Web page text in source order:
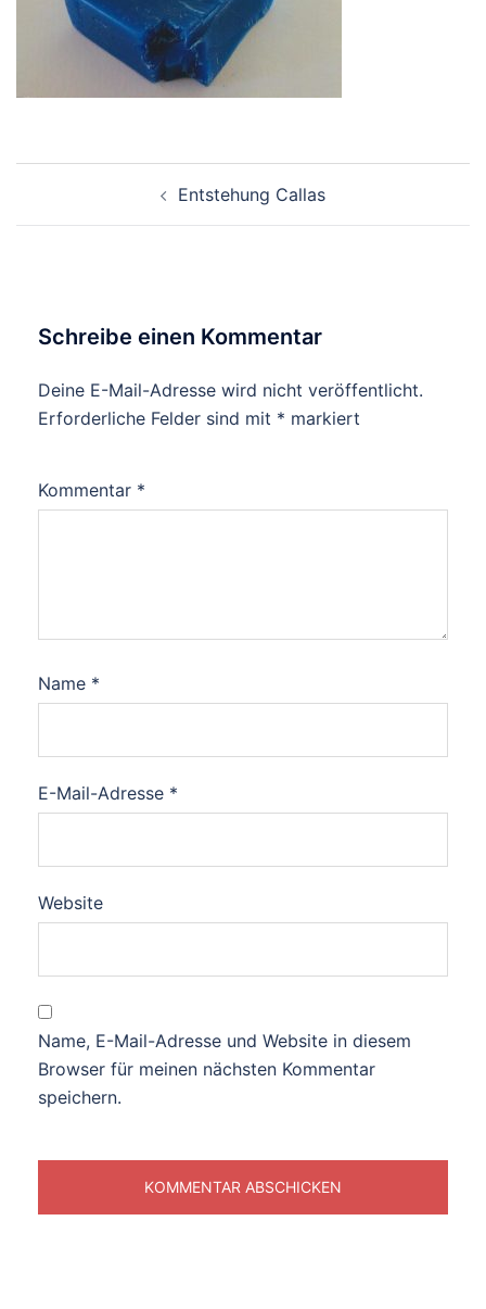
Entstehung Callas
Schreibe einen Kommentar
Deine E-Mail-Adresse wird nicht veröffentlicht.
Erforderliche Felder sind mit * markiert
Kommentar *
Name *
E-Mail-Adresse *
Website
Name, E-Mail-Adresse und Website in diesem
Browser für meinen nächsten Kommentar
speichern.